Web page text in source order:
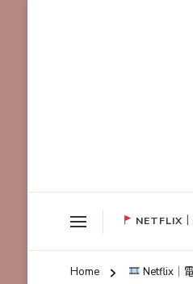
NETFLIX
Home Netflix｜